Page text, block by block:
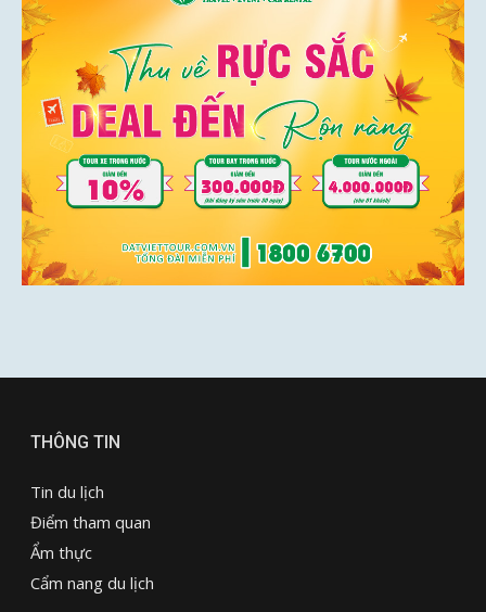
THÔNG TIN
Tin du lịch
Điểm tham quan
Ẩm thực
Cẩm nang du lịch